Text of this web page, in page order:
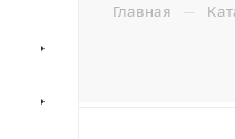
Главная —